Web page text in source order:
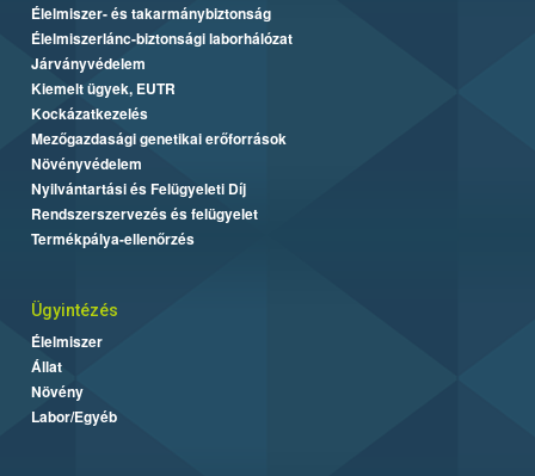
Élelmiszer- és takarmánybiztonság
Élelmiszerlánc-biztonsági laborhálózat
Járványvédelem
Kiemelt ügyek, EUTR
Kockázatkezelés
Mezőgazdasági genetikai erőforrások
Növényvédelem
Nyilvántartási és Felügyeleti Díj
Rendszerszervezés és felügyelet
Termékpálya-ellenőrzés
Ügyintézés
Élelmiszer
Állat
Növény
Labor/Egyéb